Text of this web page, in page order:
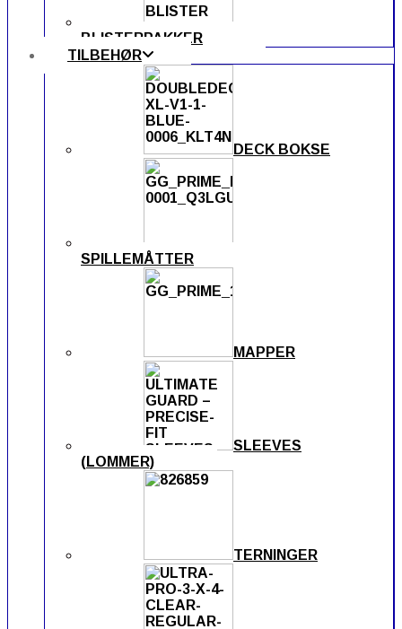
BLISTERPAKKER
TILBEHØR
DECK BOKSE
SPILLEMÅTTER
MAPPER
SLEEVES
(LOMMER)
TERNINGER